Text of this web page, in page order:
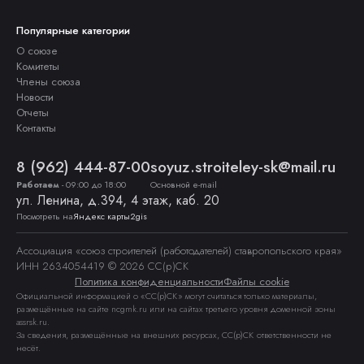
Популярные категории
О союзе
Комитеты
Члены союза
Новости
Отчеты
Контакты
8 (962) 444-87-00
Работаем-09:00 до 18:00
soyuz.stroiteley-sk@mail.ru
Основной е-mail
ул. Ленина, д.394, 4 этаж, каб. 20
Посмотреть наЯндекс карты2gis
Ассоциация «союз строителей (работодателей) ставропольского края»
ИНН 2634054419 © 2026 СС(р)СК
Политика конфиденциальностиФайлы cookie
Официальной информацией о «СС(р)СК» могут считаться только материалы,
размещённые на сайте ncgmk.ru или на сайтах третьего уровня доменной зоны
assrsk.ru.
За сведения, размещённые на внешних ресурсах, СС(р)СК ответственности не
несёт.